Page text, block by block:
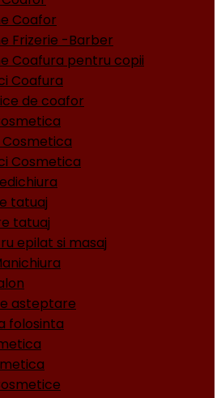
Coafor
Frizerie -Barber
Coafura pentru copii
Coafura
de coafor
Cosmetica
tatuaj
tatuaj
epilat si masaj
asteptare
folosinta